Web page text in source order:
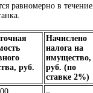
равномерно в течение
руб.
Начислено
налога на
имущество,
руб. (по
ставке 2%)